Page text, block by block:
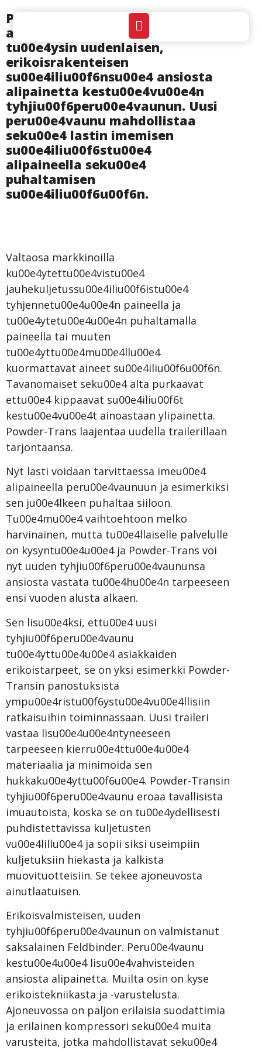
Powder-Trans ottaa vuoden 2024
alussa ku00e4yttu00f6u00f6n
tu00e4ysin uudenlaisen,
erikoisrakenteisen
su00e4iliu00f6nsu00e4 ansiosta
alipainetta kestu00e4vu00e4n
tyhjiu00f6peru00e4vaunun. Uusi
peru00e4vaunu mahdollistaa
seku00e4 lastin imemisen
su00e4iliu00f6stu00e4
alipaineella seku00e4
puhaltamisen
su00e4iliu00f6u00f6n.
Valtaosa markkinoilla
ku00e4ytettu00e4vistu00e4
jauhekuljetussu00e4iliu00f6istu00e4
tyhjennetu00e4u00e4n paineella ja
tu00e4ytetu00e4u00e4n puhaltamalla
paineella tai muuten
tu00e4yttu00e4mu00e4llu00e4
kuormattavat aineet su00e4iliu00f6u00f6n.
Tavanomaiset seku00e4 alta purkaavat
ettu00e4 kippaavat su00e4iliu00f6t
kestu00e4vu00e4t ainoastaan ylipainetta.
Powder-Trans laajentaa uudella trailerillaan
tarjontaansa.
Nyt lasti voidaan tarvittaessa imeu00e4
alipaineella peru00e4vaunuun ja esimerkiksi
sen ju00e4lkeen puhaltaa siiloon.
Tu00e4mu00e4 vaihtoehtoon melko
harvinainen, mutta tu00e4llaiselle palvelulle
on kysyntu00e4u00e4 ja Powder-Trans voi
nyt uuden tyhjiu00f6peru00e4vaununsa
ansiosta vastata tu00e4hu00e4n tarpeeseen
ensi vuoden alusta alkaen.
Sen lisu00e4ksi, ettu00e4 uusi
tyhjiu00f6peru00e4vaunu
tu00e4yttu00e4u00e4 asiakkaiden
erikoistarpeet, se on yksi esimerkki Powder-
Transin panostuksista
ympu00e4ristu00f6ystu00e4vu00e4llisiin
ratkaisuihin toiminnassaan. Uusi traileri
vastaa lisu00e4u00e4ntyneeseen
tarpeeseen kierru00e4ttu00e4u00e4
materiaalia ja minimoida sen
hukkaku00e4yttu00f6u00e4. Powder-Transin
tyhjiu00f6peru00e4vaunu eroaa tavallisista
imuautoista, koska se on tu00e4ydellisesti
puhdistettavissa kuljetusten
vu00e4lillu00e4 ja sopii siksi useimpiin
kuljetuksiin hiekasta ja kalkista
muovituotteisiin. Se tekee ajoneuvosta
ainutlaatuisen.
Erikoisvalmisteisen, uuden
tyhjiu00f6peru00e4vaunun on valmistanut
saksalainen Feldbinder. Peru00e4vaunu
kestu00e4u00e4 lisu00e4vahvisteiden
ansiosta alipainetta. Muilta osin on kyse
erikoistekniikasta ja -varustelusta.
Ajoneuvossa on paljon erilaisia suodattimia
ja erilainen kompressori seku00e4 muita
varusteita, jotka mahdollistavat seku00e4